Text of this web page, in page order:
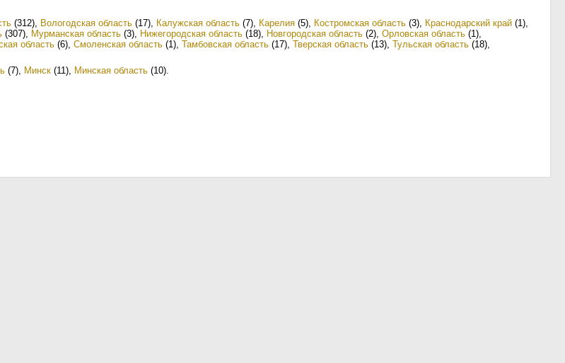
(312), Вологодская область (17), Калужская область (7), Карелия (5), Костромская область (3), Краснодарский край (1),
(307), Мурманская область (3), Нижегородская область (18), Новгородская область (2), Орловская область (1),
область (6), Смоленская область (1), Тамбовская область (17), Тверская область (13), Тульская область (18),
(7), Минск (11), Минская область (10).